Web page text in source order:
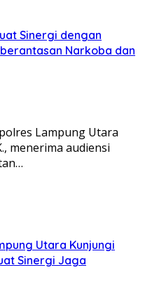
Sinergi dengan
Narkoba dan
Lampung Utara
menerima audiensi
Utara Kunjungi
Sinergi Jaga